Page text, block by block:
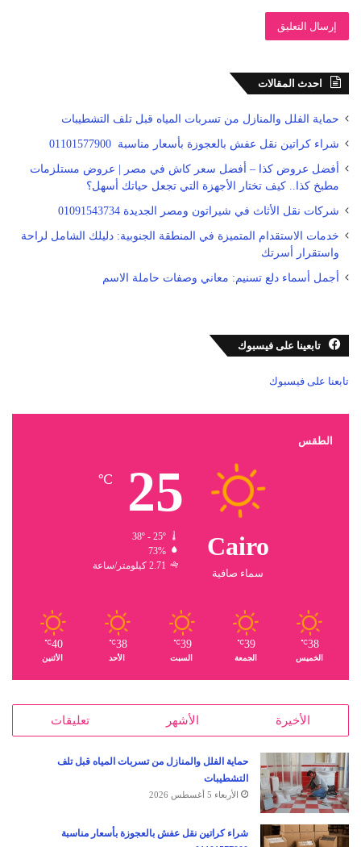
احدث المقالات
حماية الفلل والمنازل من تسربات المياه قبل تلف التشطيبات
شراء كراتين نقل عفش بالعجوزة بأسعار مناسبة 01101577900
أفضل عروض كذا – أفضل سعر كاش في مصر | عروض مستلزمات
مطبخ كذا.. كيف تختار الأجهزة التي تجعل حياتك أسهل؟
شركات نقل الأثاث في شيراتون ومصر الجديدة 01091543734
خدمات الاستقدام المتميزة في المنطقة الجنوبية: دليلك الشامل لراحة
واستقرار أسرتك
أجمل أسماء دلع تسنيم: معاني وصفات حاملة الاسم
تابعينا على فيسبوك
تابعنا على فيسبوك
الطقس
Cairo
سماء صافية
25
℃
38º - 25º
73%
2.71 كيلومتر/ساعة
38
℃
الخميس
39
℃
الجمعة
39
℃
السبت
38
℃
الأحد
40
℃
الأثنين
الأخيرة الأشهر تعليقات
حماية الفلل والمنازل من تسربات المياه قبل تلف
التشطيبات
الأربعاء 5 أغسطس 2026
شراء كراتين نقل عفش بالعجوزة بأسعار مناسبة